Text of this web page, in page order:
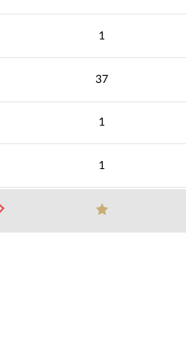
1
37
1
1